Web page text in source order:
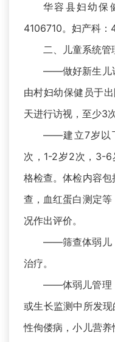
华容县妇幼保
4106710。妇产科：
二、儿童系统管
——做好新生儿
由村妇幼保健员于
天进行访视，至少3次
——建立7岁以
次，1-2岁2次，3-6
格检查。体检内容
查，血红蛋白测定
况作出评价。
——筛查体弱儿
治疗。
——体弱儿管理
或生长监测中所发
性佝偻病，小儿营